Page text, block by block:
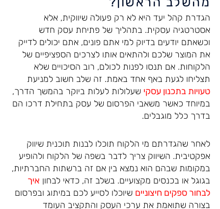
הגדרת קהל יעד היא לא רק פעולה שיווקית, אלא
אסטרטגיה עסקית. בתהליך של פתיחת עסק חדש
וכשאתם יודעים בדיוק למי אתם פונים, אתם יכולים לדייק
את המוצר שלכם ולהתאים אותו לצרכים הספציפיים של
הלקוחות. אם תנסו לפנות לכולם, רוב הסיכויים שלא
תצליחו לגעת באף אחד באמת. זה שלב חשוב למניעת
טעויות בתכנון עסקי שעלולות לעלות ביוקר בהמשך הדרך,
במיוחד כאשר משאבי הפרסום של עסק בתחילת דרכו הם
בדרך כלל מוגבלים.
לאחר שהגדרתם מי הלקוח תוכלו לבנות תוכנית שיווק
אפקטיבית. השיווק צריך לדבר בשפה של הלקוח ולהופיע
במקומות שבהם הוא נמצא בין אם זה ברשתות החברתיות,
בגוגל או בכנסים מקצועיים. בשלב זה, כדאי לבחון איך
לבחור ספקים חיצוניים שיוכלו לסייע לכם במיתוג ובפרסום
בצורה שתואמת את ערכי העסק והתקציב העומד